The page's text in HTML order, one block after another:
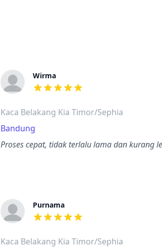
Wirma
dari ulasan adalah bintang lima
Kaca Belakang Kia Timor/Sephia
Bandung
Proses cepat, tidak terlalu lama dan kurang
Purnama
dari ulasan adalah bintang lima
Kaca Belakang Kia Timor/Sephia